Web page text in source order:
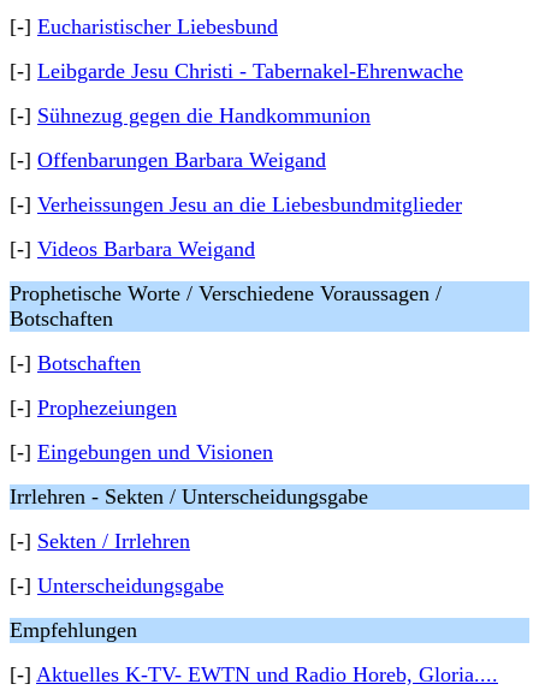
[-] Eucharistischer Liebesbund
[-] Leibgarde Jesu Christi - Tabernakel-Ehrenwache
[-] Sühnezug gegen die Handkommunion
[-] Offenbarungen Barbara Weigand
[-] Verheissungen Jesu an die Liebesbundmitglieder
[-] Videos Barbara Weigand
Prophetische Worte / Verschiedene Voraussagen /
Botschaften
[-] Botschaften
[-] Prophezeiungen
[-] Eingebungen und Visionen
Irrlehren - Sekten / Unterscheidungsgabe
[-] Sekten / Irrlehren
[-] Unterscheidungsgabe
Empfehlungen
[-] Aktuelles K-TV- EWTN und Radio Horeb, Gloria....